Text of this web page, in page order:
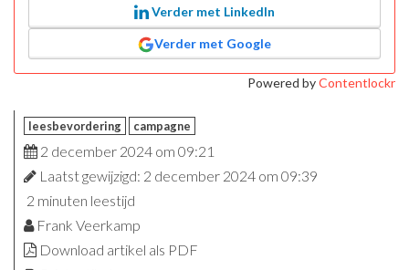
Verder met LinkedIn
Verder met Google
Powered byContentlockr
leesbevordering campagne
2 december 2024 om 09:21
Laatst gewijzigd: 2 december 2024 om 09:39
2 minuten leestijd
Frank Veerkamp
Download artikel als PDF